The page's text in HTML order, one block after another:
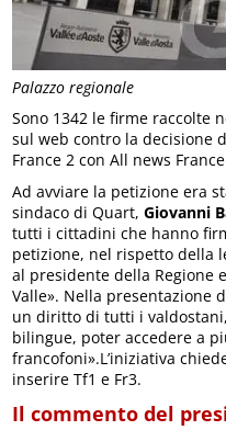
Palazzo regionale
Sono 1342 le firme raccolte
sul web contro la decisione
France 2 con All news
Ad avviare la petizione era
sindaco di Quart, Giovanni
tutti i cittadini che hanno
petizione, nel rispetto della
al presidente della Regione
Valle». Nella presentazione
un diritto di tutti i
bilingue, poter accedere a
francofoni».L’iniziativa
inserire Tf1 e Fr3.
Il commento del